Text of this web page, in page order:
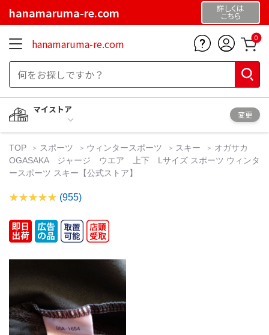
hanamaruma-re.com 詳しくは
こちら
hanamaruma-re.com 0
マイストア
変更
TOP スポーツ ウィンタースポーツ スキー
オガサカ
OGASAKA ジャージ ウエア 上下 Lサイズ スポーツ ウィンタ
ースポーツ スキー【公式ストア】
(955)